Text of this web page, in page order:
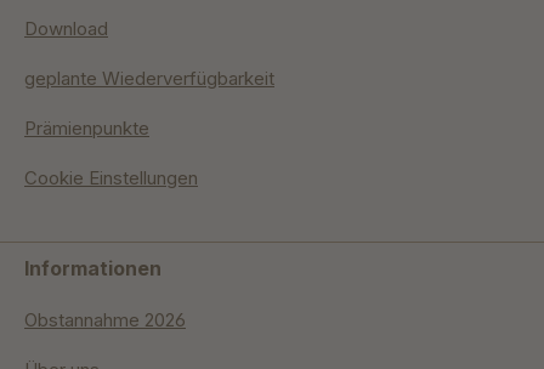
Download
geplante Wiederverfügbarkeit
Prämienpunkte
Cookie Einstellungen
Informationen
Obstannahme 2026